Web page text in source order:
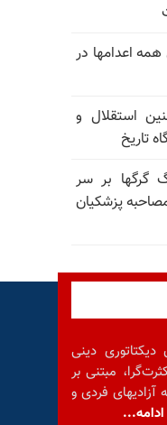
اعدامها در
استقلال و
تاریخ
گرگها بر سر
پزشکیان
دینی
مبتنی بر
فردی و
ادامه...